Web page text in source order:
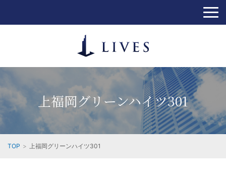
上福岡グリーンハイツ301
TOP 上福岡グリーンハイツ301